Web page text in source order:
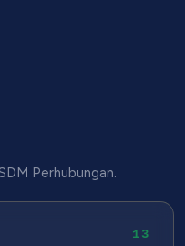
Perhubungan.
13